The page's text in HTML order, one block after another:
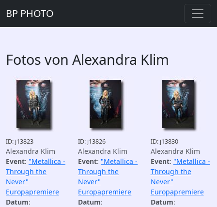
BP PHOTO
Fotos von Alexandra Klim
ID: j13823
Alexandra Klim
Event: "Metallica -
Through the
Never"
Europapremiere
Datum:
ID: j13826
Alexandra Klim
Event: "Metallica -
Through the
Never"
Europapremiere
Datum:
ID: j13830
Alexandra Klim
Event: "Metallica -
Through the
Never"
Europapremiere
Datum: